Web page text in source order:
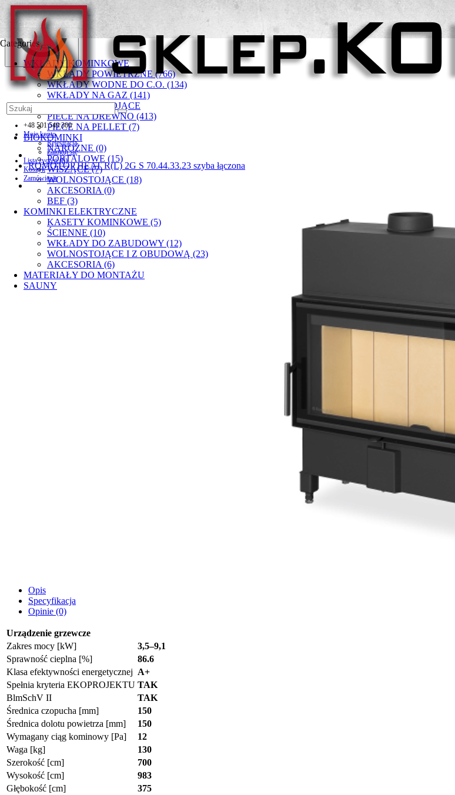
+48 501 549 300
Moje konto
Rejestracja
Zaloguj się
Lista życzeń (0)
Koszyk
Zamówienie
Categories
WKŁADY KOMINKOWE
WKŁADY POWIETRZNE (766)
WKŁADY WODNE DO C.O. (134)
WKŁADY NA GAZ (141)
PIECYKI WOLNOSTOJĄCE
PIECE NA DREWNO (413)
PIECE NA PELLET (7)
BIOKOMINKI
NAROŻNE (0)
PORTALOWE (15)
WISZĄCE (7)
WOLNOSTOJĄCE (18)
AKCESORIA (0)
BEF (3)
KOMINKI ELEKTRYCZNE
KASETY KOMINKOWE (5)
ŚCIENNE (10)
WKŁADY DO ZABUDOWY (12)
WOLNOSTOJĄCE I Z OBUDOWĄ (23)
AKCESORIA (6)
MATERIAŁY DO MONTAŻU
SAUNY
ROMOTOP HEAT R(L) 2G S 70.44.33.23 szyba łączona
Opis
Specyfikacja
Opinie (0)
Urządzenie grzewcze
Zakres mocy [kW]
3,5–9,1
Sprawność cieplna [%]
86.6
Klasa efektywności energetycznej A+
Spełnia kryteria EKOPROJEKTU TAK
BlmSchV II
TAK
Średnica czopucha [mm]
150
Średnica dolotu powietrza [mm]
150
Wymagany ciąg kominowy [Pa]
12
Waga [kg]
130
Szerokość [cm]
700
Wysokość [cm]
983
Głębokość [cm]
375